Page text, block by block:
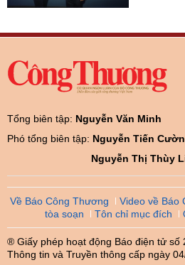
Tổng biên tập: Nguyễn Văn Minh
Phó tổng biên tập: Nguyễn Tiến
Nguyễn Thị Thùy
Về Báo Công Thương Video về Báo
tòa soạn
Tôn chỉ mục đích
® Giấy phép hoạt động Báo điện tử số
Thông tin và Truyền thông cấp ngày